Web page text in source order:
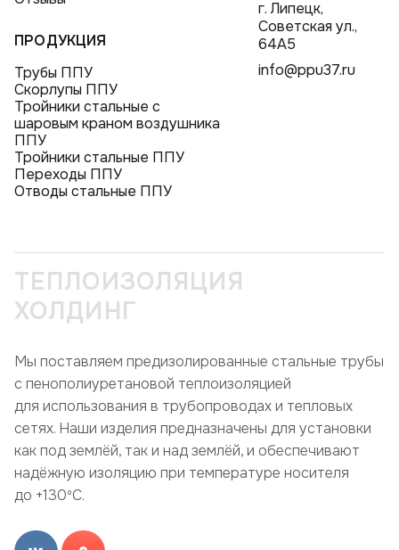
ПРОДУКЦИЯ
Трубы ППУ
Скорлупы ППУ
Тройники стальные с
шаровым краном воздушника
ППУ
Тройники стальные ППУ
Переходы ППУ
Отводы стальные ППУ
г. Липецк,
Советская ул.,
64А5
info@ppu37.ru
ТЕПЛОИЗОЛЯЦИЯ
ХОЛДИНГ
Мы поставляем предизолированные стальные трубы
с пенополиуретановой теплоизоляцией
для использования в трубопроводах и тепловых
сетях. Наши изделия предназначены для установки
как под землёй, так и над землёй, и обеспечивают
надёжную изоляцию при температуре носителя
до +130ºC.